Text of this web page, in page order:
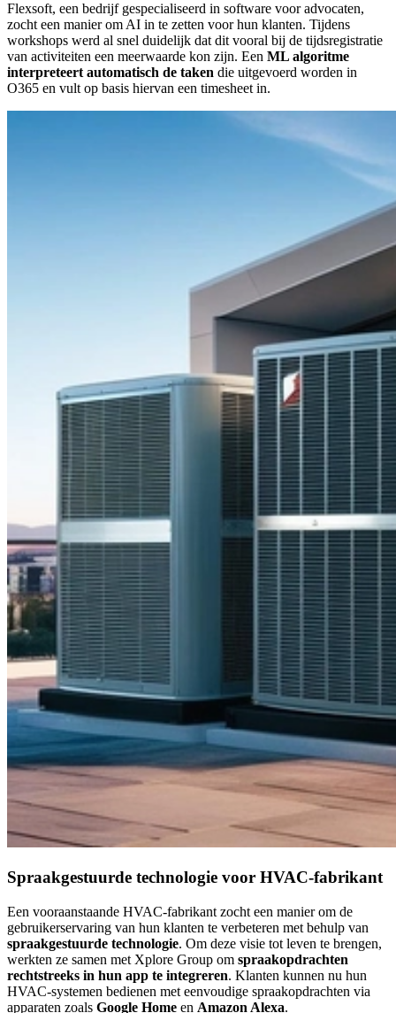
Flexsoft, een bedrijf gespecialiseerd in software voor advocaten,
zocht een manier om AI in te zetten voor hun klanten. Tijdens
workshops werd al snel duidelijk dat dit vooral bij de tijdsregistratie
van activiteiten een meerwaarde kon zijn. Een ML algoritme
interpreteert automatisch de taken die uitgevoerd worden in
O365 en vult op basis hiervan een timesheet in.
Spraakgestuurde technologie voor HVAC-fabrikant
Een vooraanstaande HVAC-fabrikant zocht een manier om de
gebruikerservaring van hun klanten te verbeteren met behulp van
spraakgestuurde technologie. Om deze visie tot leven te brengen,
werkten ze samen met Xplore Group om spraakopdrachten
rechtstreeks in hun app te integreren. Klanten kunnen nu hun
HVAC-systemen bedienen met eenvoudige spraakopdrachten via
apparaten zoals Google Home en Amazon Alexa.